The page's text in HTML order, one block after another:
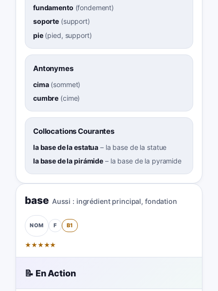
fundamento (fondement)
soporte (support)
pie(pied, support)
Antonymes
cima(sommet)
cumbre (cime)
Collocations Courantes
la base de la estatua – la base de la statue
la base de la pirámide – la base de la pyramide
base Aussi : ingrédient principal, fondation
NOM F B1
★★★★★
📝 En Action